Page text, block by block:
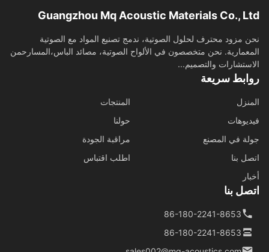
Guangzhou Mq Acoustic Materials Co.,
مزود محترف لحلول الصوتية، ندمج تصنيع المواد مع الصوتية
نحن متخصصون في الألواح الصوتية، مصائد الباس،المسارحمن
والتصميم...
سريعة
المنتجات
في المصنع
مراقبة الجودة
بنا
اطلب اقتباس
بنا
86-180-2241-8653
86-180-2241-8653